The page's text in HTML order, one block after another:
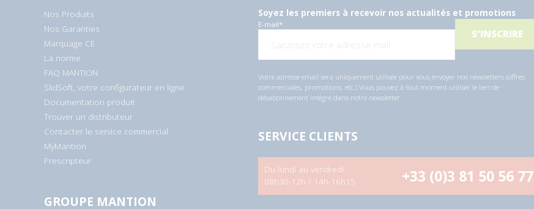
Nos Produits
Nos Garanties
Marquage CE
La norme
FAQ MANTION
SlidSoft, votre configurateur en ligne
Documentation produit
Trouver un distributeur
Contacter le service commercial
MyMantion
Prescripteur
GROUPE MANTION
Soyez les premiers à recevoir nos actualités et promotions
E-mail*
Votre adresse email sera uniquement utilisée pour vous envoyer nos newsletters (offres
commerciales, promotions, etc.) Vous pouvez à tout moment utiliser le lien de
désabonnement intégré dans notre newsletter.
SERVICE CLIENTS
Du lundi au vendredi
08h30-12h / 14h-16h15
+33 (0)3 81 50 56 77